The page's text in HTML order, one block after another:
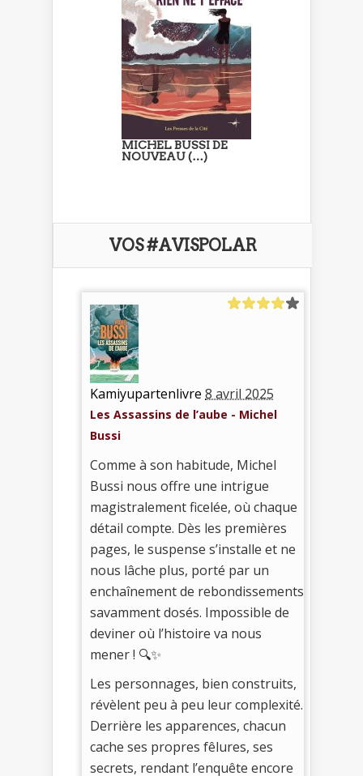
MICHEL BUSSI DE
NOUVEAU (…)
VOS #AVISPOLAR
Kamiyupartenlivre 8 avril 2025
Les Assassins de l’aube - Michel
Bussi
Comme à son habitude, Michel
Bussi nous offre une intrigue
magistralement ficelée, où chaque
détail compte. Dès les premières
pages, le suspense s’installe et ne
nous lâche plus, porté par un
enchaînement de rebondissements
savamment dosés. Impossible de
deviner où l’histoire va nous
mener ! 🔍✨
Les personnages, bien construits,
révèlent peu à peu leur complexité.
Derrière les apparences, chacun
cache ses propres fêlures, ses
secrets, rendant l’enquête encore